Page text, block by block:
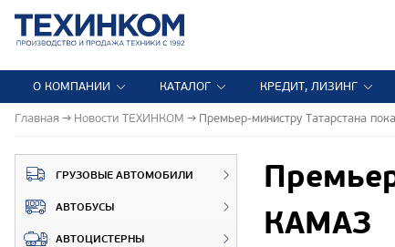
О КОМПАНИИ КАТАЛОГ КРЕДИТ, ЛИЗИНГ
Главная Новости ТЕХИНКОМ Премьер-министру Татарстана
ГРУЗОВЫЕ АВТОМОБИЛИ
АВТОБУСЫ
АВТОЦИСТЕРНЫ
КАМАЗ